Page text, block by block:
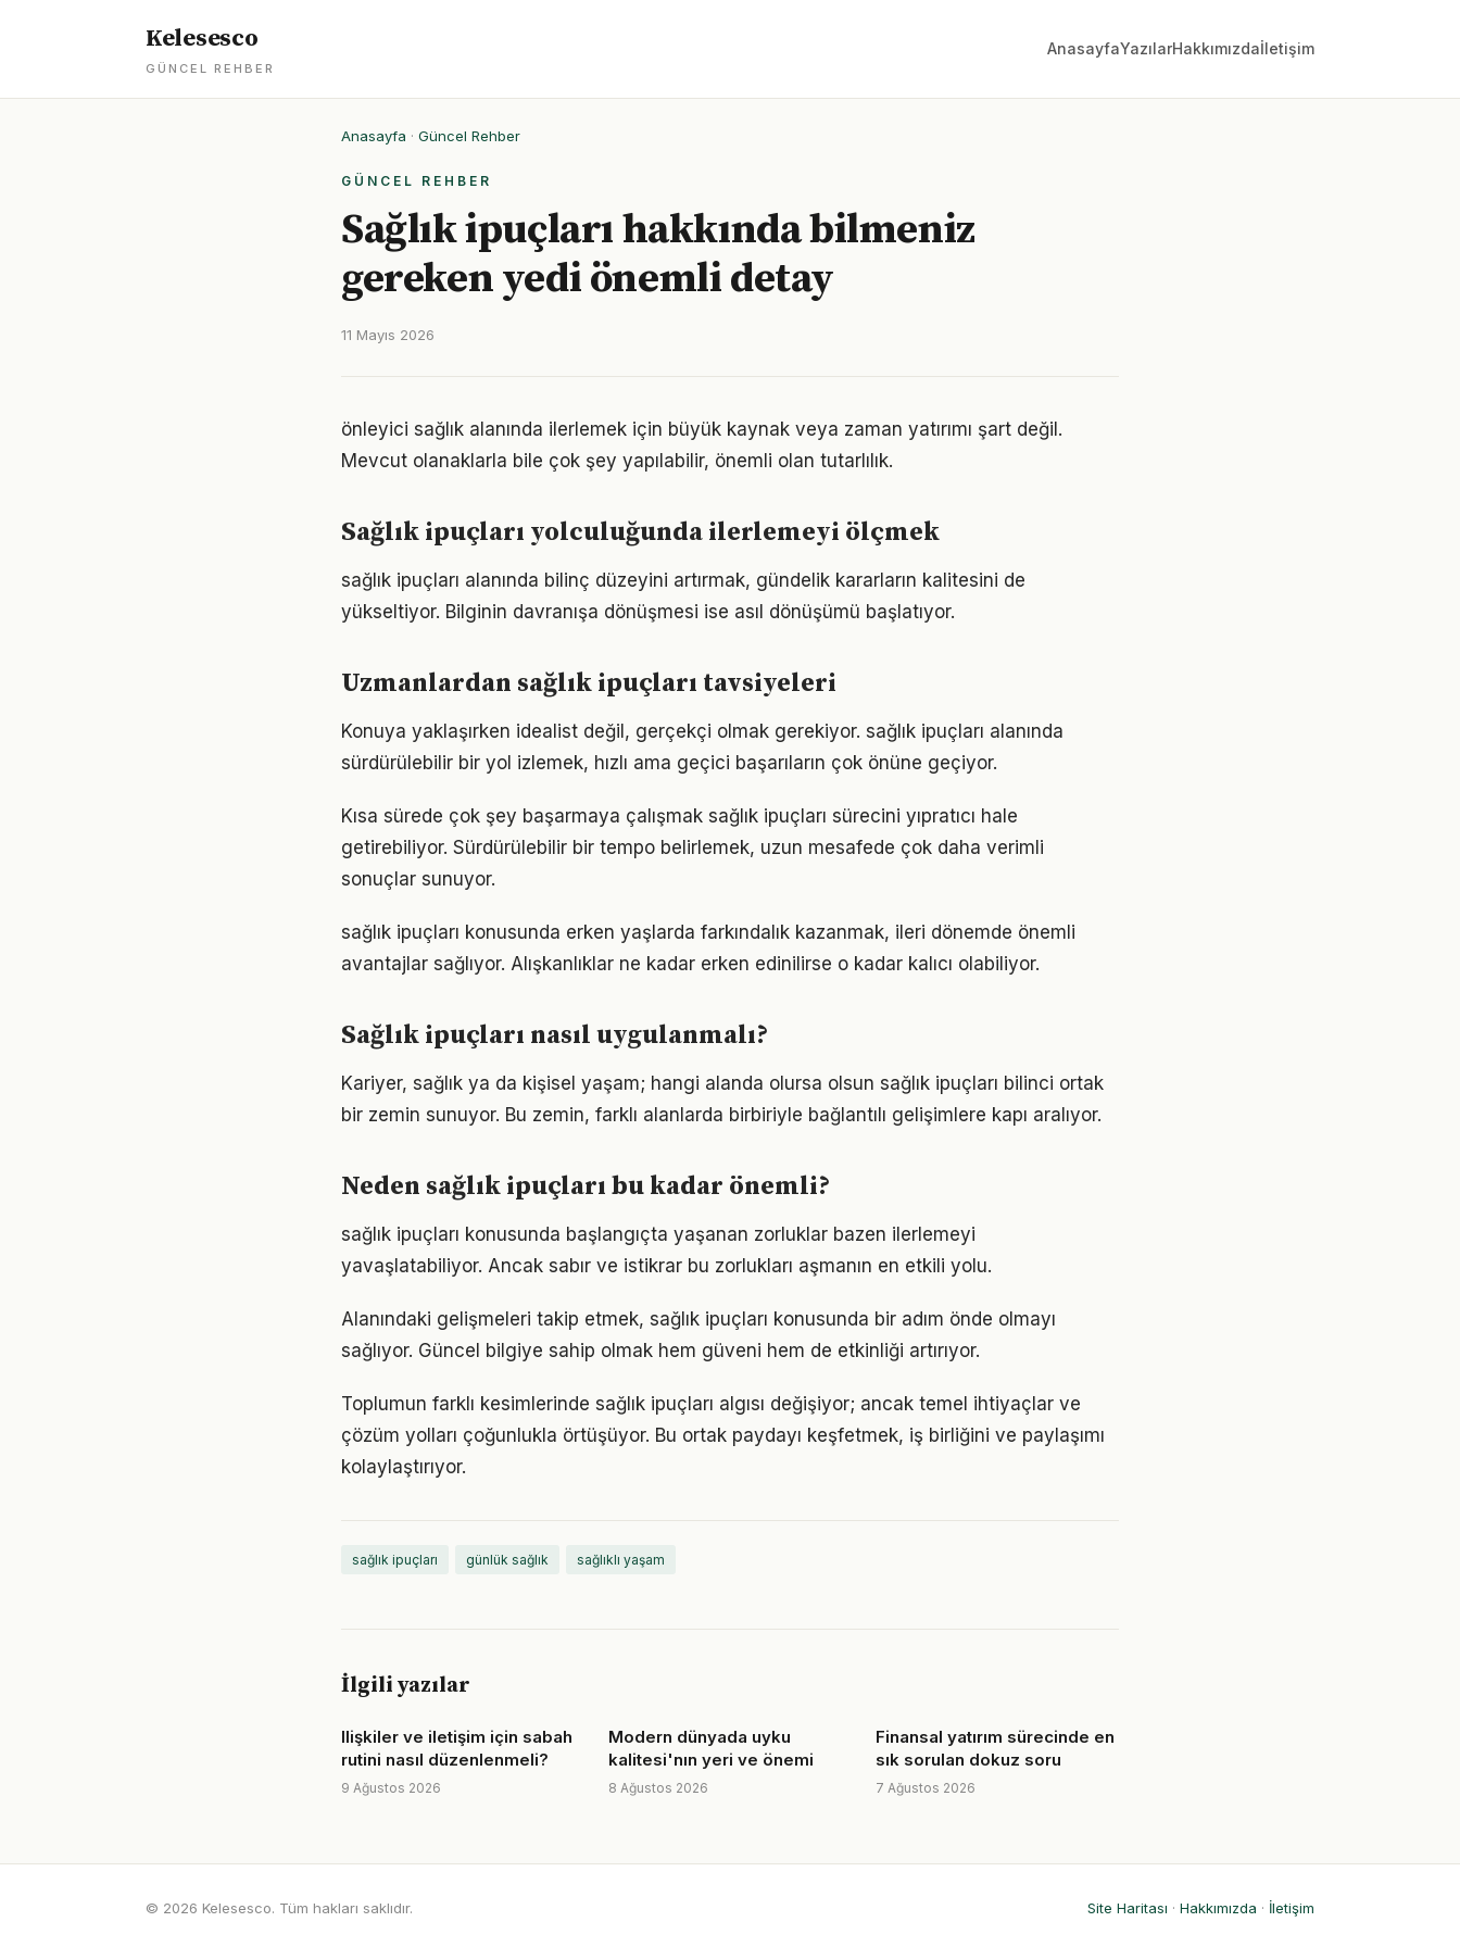
Kelesesco
GÜNCEL REHBER
AnasayfaYazılarHakkımızdaİletişim
Anasayfa · Güncel Rehber
GÜNCEL REHBER
Sağlık ipuçları hakkında bilmeniz
gereken yedi önemli detay
11 Mayıs 2026
önleyici sağlık alanında ilerlemek için büyük kaynak veya zaman yatırımı şart değil.
Mevcut olanaklarla bile çok şey yapılabilir, önemli olan tutarlılık.
Sağlık ipuçları yolculuğunda ilerlemeyi ölçmek
sağlık ipuçları alanında bilinç düzeyini artırmak, gündelik kararların kalitesini de
yükseltiyor. Bilginin davranışa dönüşmesi ise asıl dönüşümü başlatıyor.
Uzmanlardan sağlık ipuçları tavsiyeleri
Konuya yaklaşırken idealist değil, gerçekçi olmak gerekiyor. sağlık ipuçları alanında
sürdürülebilir bir yol izlemek, hızlı ama geçici başarıların çok önüne geçiyor.
Kısa sürede çok şey başarmaya çalışmak sağlık ipuçları sürecini yıpratıcı hale
getirebiliyor. Sürdürülebilir bir tempo belirlemek, uzun mesafede çok daha verimli
sonuçlar sunuyor.
sağlık ipuçları konusunda erken yaşlarda farkındalık kazanmak, ileri dönemde önemli
avantajlar sağlıyor. Alışkanlıklar ne kadar erken edinilirse o kadar kalıcı olabiliyor.
Sağlık ipuçları nasıl uygulanmalı?
Kariyer, sağlık ya da kişisel yaşam; hangi alanda olursa olsun sağlık ipuçları bilinci ortak
bir zemin sunuyor. Bu zemin, farklı alanlarda birbiriyle bağlantılı gelişimlere kapı aralıyor.
Neden sağlık ipuçları bu kadar önemli?
sağlık ipuçları konusunda başlangıçta yaşanan zorluklar bazen ilerlemeyi
yavaşlatabiliyor. Ancak sabır ve istikrar bu zorlukları aşmanın en etkili yolu.
Alanındaki gelişmeleri takip etmek, sağlık ipuçları konusunda bir adım önde olmayı
sağlıyor. Güncel bilgiye sahip olmak hem güveni hem de etkinliği artırıyor.
Toplumun farklı kesimlerinde sağlık ipuçları algısı değişiyor; ancak temel ihtiyaçlar ve
çözüm yolları çoğunlukla örtüşüyor. Bu ortak paydayı keşfetmek, iş birliğini ve paylaşımı
kolaylaştırıyor.
sağlık ipuçları günlük sağlık sağlıklı yaşam
İlgili yazılar
Ilişkiler ve iletişim için sabah
rutini nasıl düzenlenmeli?
9 Ağustos 2026
Modern dünyada uyku
kalitesi'nın yeri ve önemi
8 Ağustos 2026
Finansal yatırım sürecinde en
sık sorulan dokuz soru
7 Ağustos 2026
© 2026 Kelesesco. Tüm hakları saklıdır. Site Haritası · Hakkımızda · İletişim